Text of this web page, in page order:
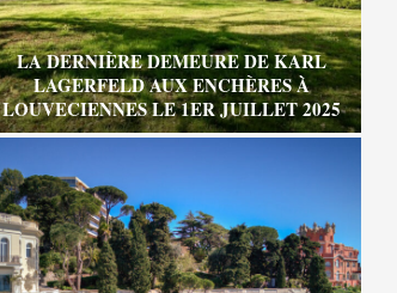
LA DERNIÈRE DEMEURE DE KARL
LAGERFELD AUX ENCHÈRES À
LOUVECIENNES LE 1ER JUILLET 2025